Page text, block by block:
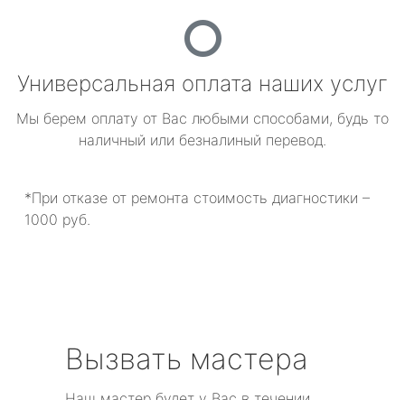
Универсальная оплата наших услуг
Мы берем оплату от Вас любыми способами, будь то
наличный или безналиный перевод.
*При отказе от ремонта стоимость диагностики –
1000 руб.
Вызвать мастера